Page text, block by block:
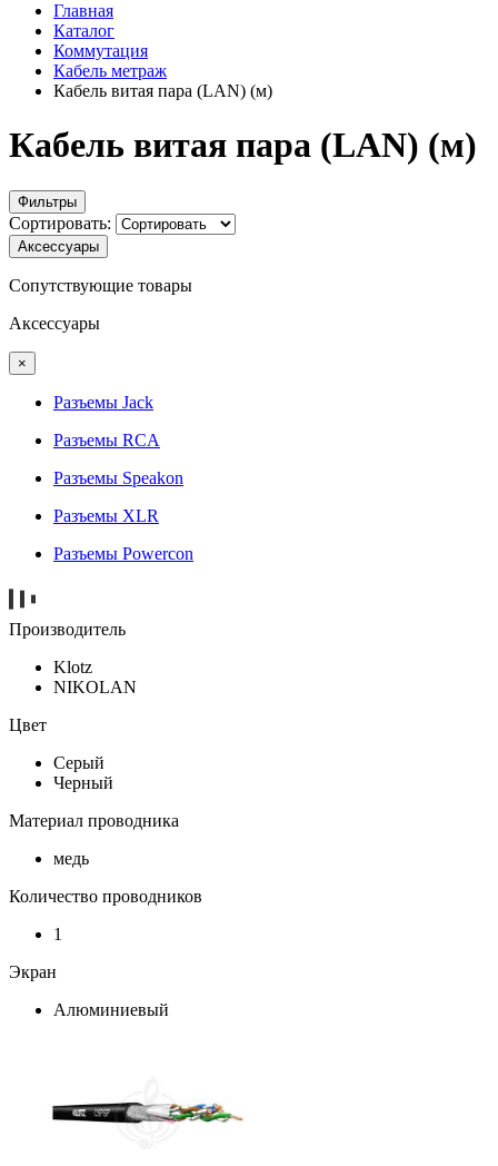
Главная
Каталог
Коммутация
Кабель метраж
Кабель витая пара (LAN) (м)
Кабель витая пара (LAN) (м)
Фильтры
Сортировать:
Аксессуары
Сопутствующие товары
Аксессуары
×
Разъемы Jack
Разъемы RCA
Разъемы Speakon
Разъемы XLR
Разъемы Powercon
Производитель
Klotz
NIKOLAN
Цвет
Серый
Черный
Материал проводника
медь
Количество проводников
1
Экран
Алюминиевый